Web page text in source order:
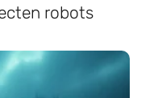
robots